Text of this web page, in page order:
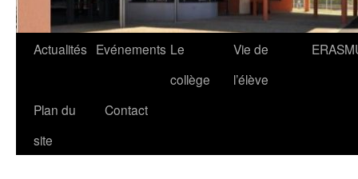
Actualités Evénements Le
collège
Vie de
l’élève
Plan du
site
Contact